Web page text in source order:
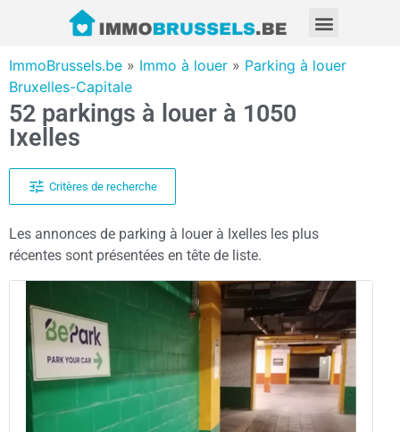
ImmoBrussels.be » Immo à louer » Parking à louer
Bruxelles-Capitale
52 parkings à louer à 1050
Ixelles
Critères de recherche
Les annonces de parking à louer à Ixelles les plus
récentes sont présentées en tête de liste.